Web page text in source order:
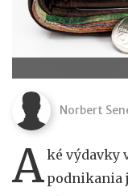
Norbert
Aké výdavky
podnikania